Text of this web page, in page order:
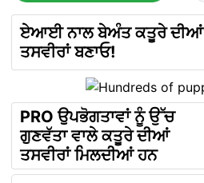
ਏਆਈ ਨਾਲ ਬੇਅੰਤ ਕਤੂਰੇ ਦੀਆਂ
ਤਸਵੀਰਾਂ ਬਣਾਓ!
PRO ਉਪਭੋਗਤਾਵਾਂ ਨੂੰ ਉੱਚ
ਗੁਣਵੱਤਾ ਵਾਲੇ ਕਤੂਰੇ ਦੀਆਂ
ਤਸਵੀਰਾਂ ਮਿਲਦੀਆਂ ਹਨ